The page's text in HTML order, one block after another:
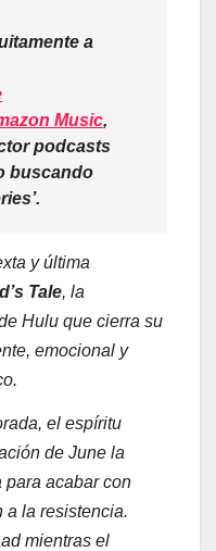
a
Music,
podcasts
buscando
.
y última
Tale, la
Hulu que cierra su
emocional y
el espíritu
de June la
para acabar con
a la resistencia.
mientras el